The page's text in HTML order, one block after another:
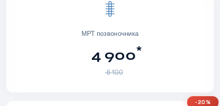
МРТ позвоночника
4 900*
6 100
-20%